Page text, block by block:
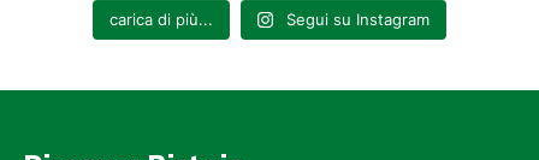
carica di più... Segui su Instagram